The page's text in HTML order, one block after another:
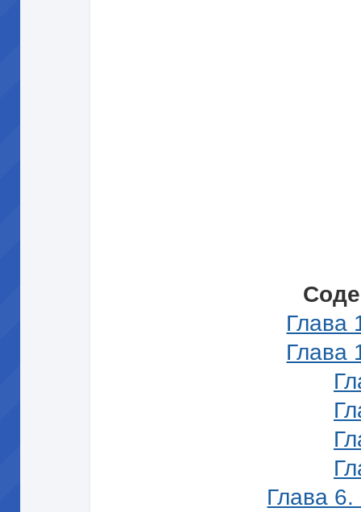
Глава
Глава
Глава